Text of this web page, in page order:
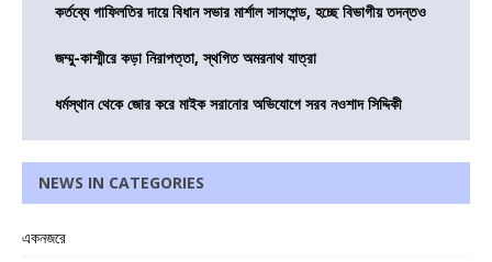
কর্তব্যে গাফিলতির দায়ে বিধান সভার মার্শাল সাসপেন্ড, হচ্ছে বিভাগীয় তদন্তও
জম্মু-কাশ্মীরে কড়া নিরাপত্তা, স্থগিত অমরনাথ যাত্রা
ধর্মস্থান থেকে জোর করে মাইক সরানোর অভিযোগে সরব নওশাদ সিদ্দিকী
NEWS IN CATEGORIES
একনজরে